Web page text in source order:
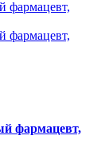
фармацевт,